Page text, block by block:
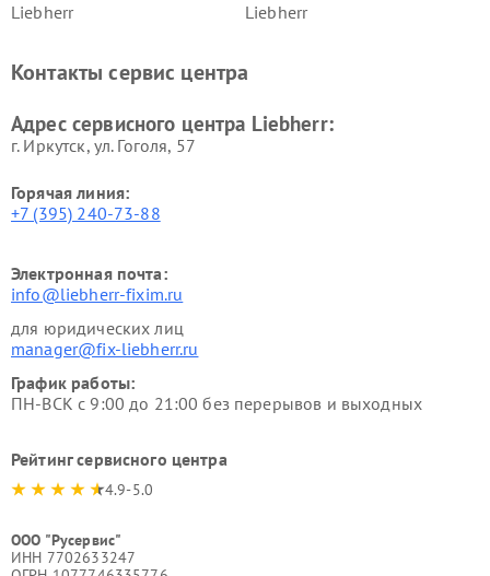
Liebherr
Liebherr
Контакты сервис центра
Адрес сервисного центра Liebherr:
г. Иркутск, ул. ​Гоголя, 57
Горячая линия:
+7 (395) 240-73-88
Электронная почта:
info@liebherr-fixim.ru
для юридических лиц
manager@fix-liebherr.ru
График работы:
ПН-ВСК с 9:00 до 21:00 без перерывов и выходных
Рейтинг сервисного центра
4.9-5.0
ООО "Русервис"
ИНН 7702633247